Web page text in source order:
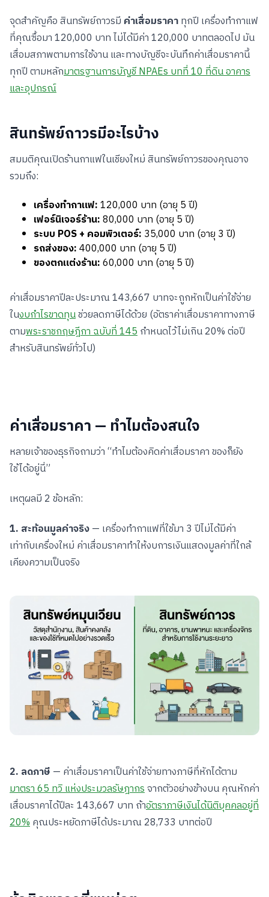
จุดสำคัญคือ สินทรัพย์ถาวรมี ค่าเสื่อมราคาทุกปี เครื่องทำกาแฟ
ที่คุณซื้อมา 120,000 บาท ไม่ได้มีค่า 120,000 บาทตลอดไป มัน
เสื่อมสภาพตามการใช้งาน และทางบัญชีจะบันทึกค่าเสื่อมราคานี้
ทุกปี ตามหลักมาตรฐานการบัญชี NPAEs บทที่ 10 ที่ดิน อาคาร
และอุปกรณ์
สินทรัพย์ถาวรมีอะไรบ้าง
สมมติคุณเปิดร้านกาแฟในเชียงใหม่ สินทรัพย์ถาวรของคุณอาจ
รวมถึง:
เครื่องทำกาแฟ:120,000 บาท (อายุ 5 ปี)
เฟอร์นิเจอร์ร้าน:80,000 บาท (อายุ 5 ปี)
ระบบ POS + คอมพิวเตอร์: 35,000 บาท (อายุ 3 ปี)
รถส่งของ:400,000 บาท (อายุ 5 ปี)
ของตกแต่งร้าน:60,000 บาท (อายุ 5 ปี)
ค่าเสื่อมราคาปีละประมาณ 143,667 บาทจะถูกหักเป็นค่าใช้จ่าย
ในงบกำไรขาดทุนช่วยลดภาษีได้ด้วย (อัตราค่าเสื่อมราคาทางภาษี
ตามพระราชกฤษฎีกา ฉบับที่ 145กำหนดไว้ไม่เกิน 20% ต่อปี
สำหรับสินทรัพย์ทั่วไป)
ค่าเสื่อมราคา — ทำไมต้องสนใจ
หลายเจ้าของธุรกิจถามว่า “ทำไมต้องคิดค่าเสื่อมราคา ของก็ยัง
ใช้ได้อยู่นี่”
เหตุผลมี 2 ข้อหลัก:
1. สะท้อนมูลค่าจริง— เครื่องทำกาแฟที่ใช้มา 3 ปีไม่ได้มีค่า
เท่ากับเครื่องใหม่ ค่าเสื่อมราคาทำให้งบการเงินแสดงมูลค่าที่ใกล้
เคียงความเป็นจริง
2. ลดภาษี — ค่าเสื่อมราคาเป็นค่าใช้จ่ายทางภาษีที่หักได้ตาม
มาตรา 65 ทวิ แห่งประมวลรัษฎากรจากตัวอย่างข้างบน คุณหักค่า
เสื่อมราคาได้ปีละ 143,667 บาท ถ้าอัตราภาษีเงินได้นิติบุคคลอยู่ที่
20%คุณประหยัดภาษีได้ประมาณ 28,733 บาทต่อปี